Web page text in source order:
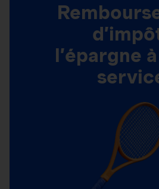
l’épargne